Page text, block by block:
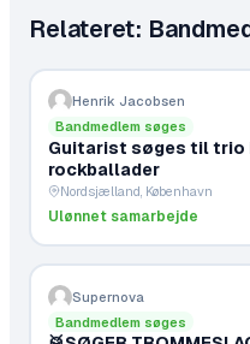
Relateret:
Henrik Jacobsen
Bandmedlem søges
Guitarist søges til trio
rockballader
Nordsjælland, København
Ulønnet samarbejde
Supernova
Bandmedlem søges